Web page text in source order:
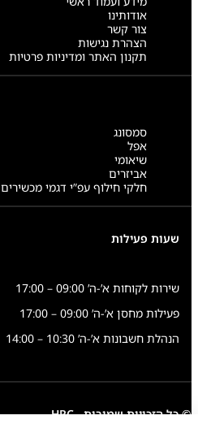
אודותינו
צור קשר
הצהרת נגישות
תקנון האתר ומדיניות פרטיות
סמסונג
אפל
שיאומי
אביזרים
חלקי חילוף עפ”י דגמי מכשירים
שעות פעילות
שירות לקוחות א’-ה’ 09:00 – 17:00
פעילות מחסן א’-ה’ 09:00 – 17:00
הנהלת חשבונות א’-ה’ 10:30 – 14:00
© כל הזכויות שמורות - HRC